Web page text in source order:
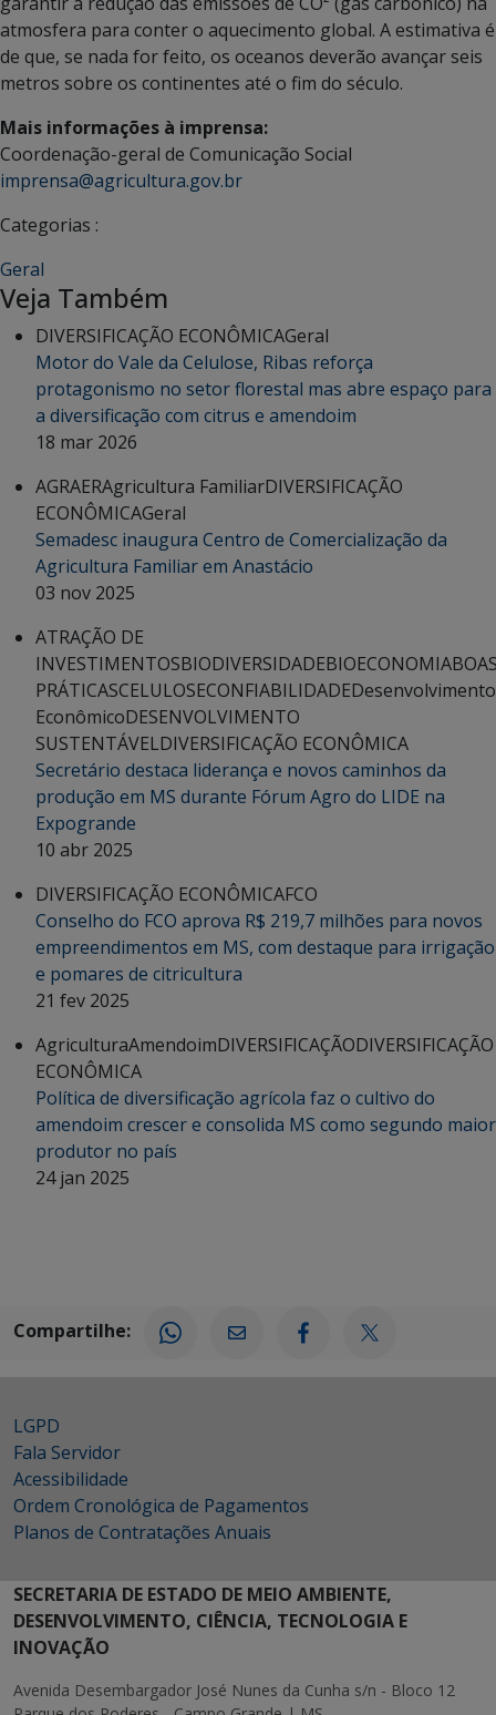
atmosfera para conter o aquecimento global. A estimativa é
de que, se nada for feito, os oceanos deverão avançar seis
metros sobre os continentes até o fim do século.
Mais informações à imprensa:
Coordenação-geral de Comunicação Social
imprensa@agricultura.gov.br
Categorias :
Geral
Veja Também
DIVERSIFICAÇÃO ECONÔMICAGeral
Motor do Vale da Celulose, Ribas reforça
protagonismo no setor florestal mas abre espaço para
a diversificação com citrus e amendoim
18 mar 2026
AGRAERAgricultura FamiliarDIVERSIFICAÇÃO
ECONÔMICAGeral
Semadesc inaugura Centro de Comercialização da
Agricultura Familiar em Anastácio
03 nov 2025
ATRAÇÃO DE
INVESTIMENTOSBIODIVERSIDADEBIOECONOMIA
PRÁTICASCELULOSECONFIABILIDADEDesenvolvimento
EconômicoDESENVOLVIMENTO
SUSTENTÁVELDIVERSIFICAÇÃO ECONÔMICA
Secretário destaca liderança e novos caminhos da
produção em MS durante Fórum Agro do LIDE na
Expogrande
10 abr 2025
DIVERSIFICAÇÃO ECONÔMICAFCO
Conselho do FCO aprova R$ 219,7 milhões para novos
empreendimentos em MS, com destaque para irrigação
e pomares de citricultura
21 fev 2025
AgriculturaAmendoimDIVERSIFICAÇÃODIVERSIFICAÇÃO
ECONÔMICA
Política de diversificação agrícola faz o cultivo do
amendoim crescer e consolida MS como segundo maior
produtor no país
24 jan 2025
Compartilhe:
LGPD
Fala Servidor
Acessibilidade
Ordem Cronológica de Pagamentos
Planos de Contratações Anuais
SECRETARIA DE ESTADO DE MEIO AMBIENTE,
DESENVOLVIMENTO, CIÊNCIA, TECNOLOGIA E
INOVAÇÃO
Avenida Desembargador José Nunes da Cunha s/n - Bloco 12